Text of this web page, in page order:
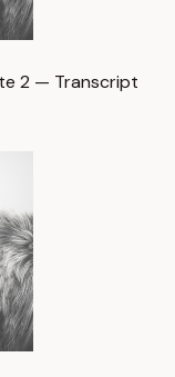
2 — Transcript